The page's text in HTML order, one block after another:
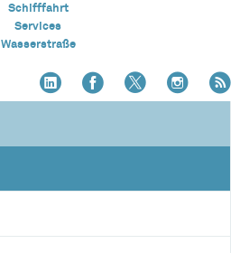
Schifffahrt
Services
Wasserstraße